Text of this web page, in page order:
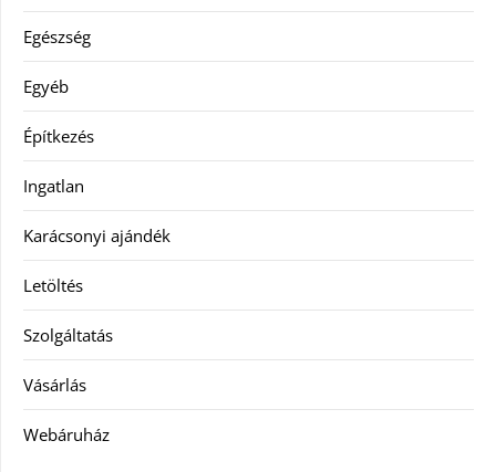
Egészség
Egyéb
Építkezés
Ingatlan
Karácsonyi ajándék
Letöltés
Szolgáltatás
Vásárlás
Webáruház